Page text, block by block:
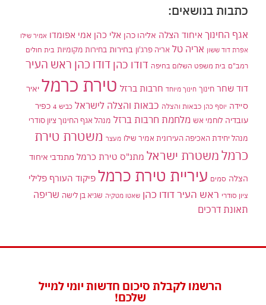
כתבות בנושאים:
אגף החינוך איחוד הצלה אליהו כהן אלי כהן אמי אפומדו אמיר שילו
אפרת דוד ששון אריה טל אריה פרג'ון בחירות בחירות מקומיות בית חולים
רמב"ם בית משפט השלום בחיפה דודו כהן דודו כהן ראש העיר
דוד שחר חינוך חינוך מיוחד חרבות ברזל טירת כרמל יאיר
סיידה יוסף כהן כבאות והצלה כבאות והצלה לישראל כביש 4
כפיר
עובדיה לוחמי אש מלחמת חרבות ברזל מנהל אגף החינוך ציון סודרי
מנהל יחידת האכיפה העירונית אמיר שילו מעצר משטרת טירת
כרמלמשטרת ישראל מתנ"ס טירת כרמל מתנדבי איחוד
הצלה סמים עיריית טירת כרמל פיקוד העורף פלילי
ציון סודרי ראש העיר דודו כהן שאטו מטקיה שגיא בן לישה שריפה
תאונת דרכים
הרשמו לקבלת סיכום חדשות יומי למייל
שלכם!